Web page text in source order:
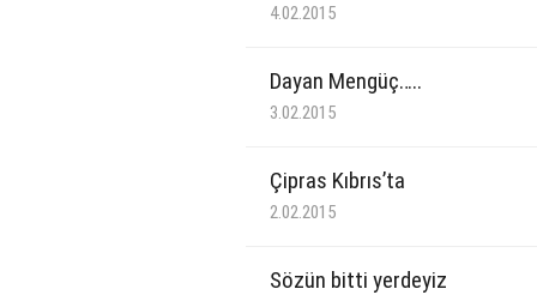
4.02.2015
Dayan Mengüç…..
3.02.2015
Çipras Kıbrıs’ta
2.02.2015
Sözün bitti yerdeyiz